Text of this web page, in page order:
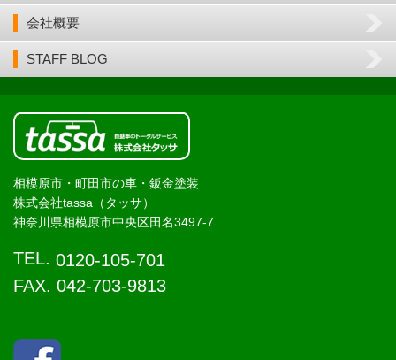
会社概要
STAFF BLOG
相模原市・町田市の車・鈑金塗装
株式会社tassa（タッサ）
神奈川県相模原市中央区田名3497-7
TEL. 0120-105-701
FAX. 042-703-9813